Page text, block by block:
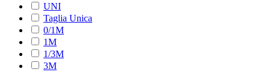
UNI
Taglia Unica
0/1M
1M
1/3M
3M